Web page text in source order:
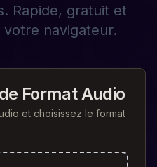
Rapide, gratuit et
navigateur.
Format Audio
et choisissez le format